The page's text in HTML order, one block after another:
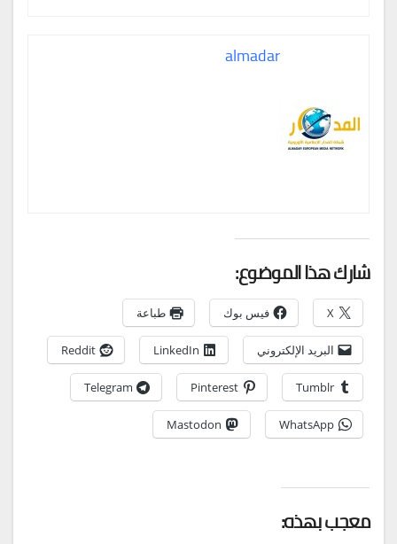
almadar
شارك هذا الموضوع:
X فيس بوك طباعة
البريد الإلكتروني LinkedIn
Reddit
Tumblr
Pinterest
Telegram
WhatsApp
Mastodon
معجب بهذه: